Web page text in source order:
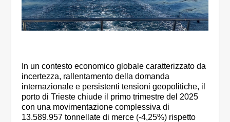
In un contesto economico globale caratterizzato da
incertezza, rallentamento della domanda
internazionale e persistenti tensioni geopolitiche, il
porto di Trieste chiude il primo trimestre del 2025
con una movimentazione complessiva di
13.589.957 tonnellate di merce (-4,25%) rispetto